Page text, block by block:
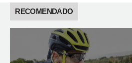
RECOMENDADO